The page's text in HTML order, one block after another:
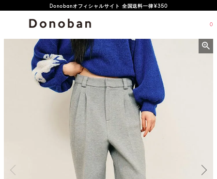
Donobanオフィシャルサイト 全国送料一律¥350
オフィシャルサイト新規会員登録特典 500ポイントプレゼント
0